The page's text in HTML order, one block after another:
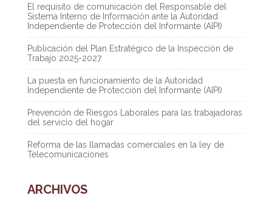
El requisito de comunicación del Responsable del
Sistema Interno de Información ante la Autoridad
Independiente de Protección del Informante (AIPI)
Publicación del Plan Estratégico de la Inspección de
Trabajo 2025-2027
La puesta en funcionamiento de la Autoridad
Independiente de Protección del Informante (AIPI)
Prevención de Riesgos Laborales para las trabajadoras
del servicio del hogar
Reforma de las llamadas comerciales en la ley de
Telecomunicaciones
ARCHIVOS